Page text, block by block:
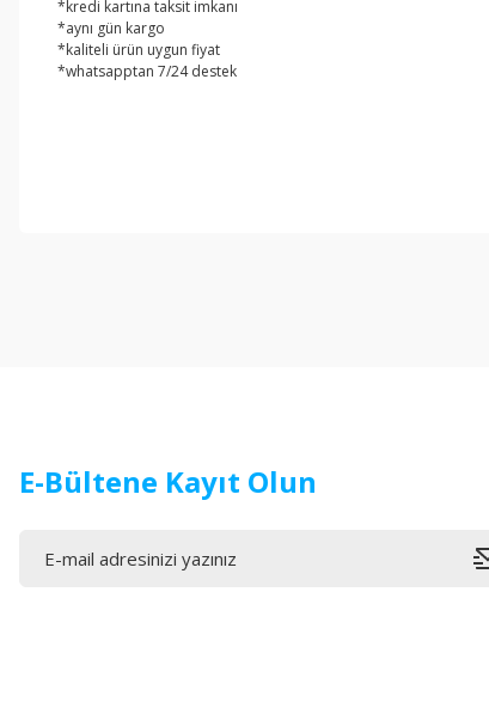
*kredi kartına taksit imkanı
*aynı gün kargo
*kaliteli ürün uygun fiyat
*whatsapptan 7/24 destek
E-Bültene Kayıt Olun